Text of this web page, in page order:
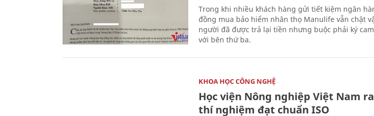
Trong khi nhiều khách hàng gửi tiết kiệm ngân
đồng mua bảo hiểm nhân thọ Manulife vẫn chật
người đã được trả lại tiền nhưng buộc phải ký
với bên thứ ba.
KHOA HỌC CÔNG NGHỆ
Học viện Nông nghiệp Việt Nam
thí nghiệm đạt chuẩn ISO